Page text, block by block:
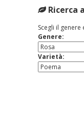
Ricerca
Scegli il
Genere:
Varietà: